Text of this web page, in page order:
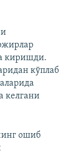
киришди.
кўплаб
келгани
ошиб